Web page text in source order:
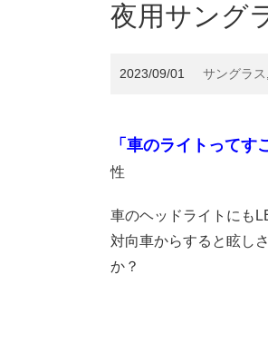
夜用サング
2023/09/01 サングラス
「車のライトって
性
車のヘッドライトにも
対向車からすると眩し
か？